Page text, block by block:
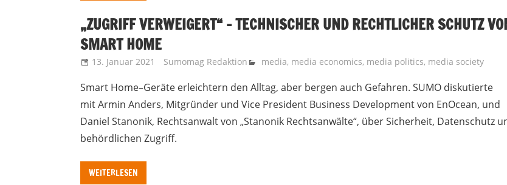
„ZUGRIFF VERWEIGERT“ – TECHNISCHER UND RECHTLICHER SCHUTZ
SMART HOME
13. Januar 2021 Sumomag Redaktion media, media economics, media politics, media society
Smart Home–Geräte erleichtern den Alltag, aber bergen auch Gefahren. SUMO diskutierte
mit Armin Anders, Mitgründer und Vice President Business Development von EnOcean, und
Daniel Stanonik, Rechtsanwalt von „Stanonik Rechtsanwälte“, über Sicherheit, Datenschutz
behördlichen Zugriff.
WEITERLESEN